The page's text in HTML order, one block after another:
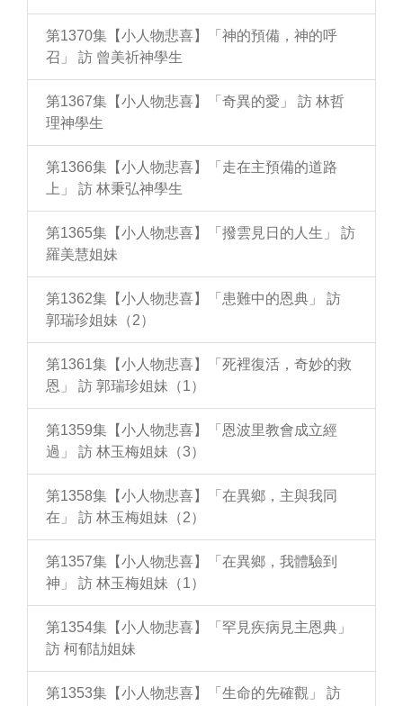
第1370集【小人物悲喜】「神的預備，神的呼
召」 訪 曾美祈神學生
第1367集【小人物悲喜】「奇異的愛」 訪 林哲
理神學生
第1366集【小人物悲喜】「走在主預備的道路
上」 訪 林秉弘神學生
第1365集【小人物悲喜】「撥雲見日的人生」 訪
羅美慧姐妹
第1362集【小人物悲喜】「患難中的恩典」 訪
郭瑞珍姐妹（2）
第1361集【小人物悲喜】「死裡復活，奇妙的救
恩」 訪 郭瑞珍姐妹（1）
第1359集【小人物悲喜】「恩波里教會成立經
過」 訪 林玉梅姐妹（3）
第1358集【小人物悲喜】「在異鄉，主與我同
在」 訪 林玉梅姐妹（2）
第1357集【小人物悲喜】「在異鄉，我體驗到
神」 訪 林玉梅姐妹（1）
第1354集【小人物悲喜】「罕見疾病見主恩典」
訪 柯郁劼姐妹
第1353集【小人物悲喜】「生命的先確觀」 訪